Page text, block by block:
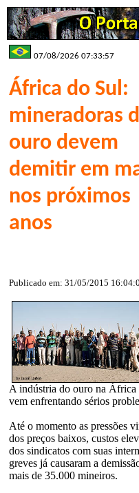
07/08/2026 07:33:57
África do Sul:
mineradoras
ouro devem
demitir em
nos próximos
anos
Publicado em: 31/05/2015
A indústria do ouro na África
vem enfrentando sérios
Até o momento as pressões
dos preços baixos, custos
dos sindicatos com suas
greves já causaram a
mais de 35.000 mineiros.